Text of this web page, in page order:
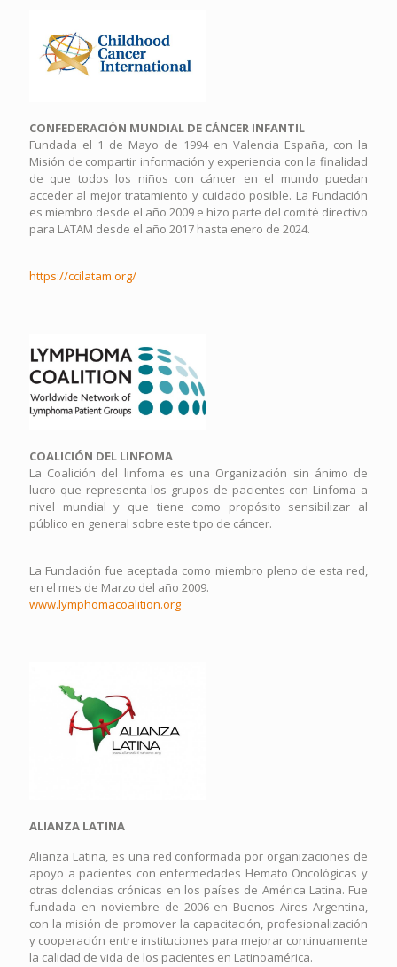
CONFEDERACIÓN MUNDIAL DE CÁNCER INFANTIL
Fundada el 1 de Mayo de 1994 en Valencia España, con la
Misión de compartir información y experiencia con la finalidad
de que todos los niños con cáncer en el mundo puedan
acceder al mejor tratamiento y cuidado posible. La Fundación
es miembro desde el año 2009 e hizo parte del comité directivo
para LATAM desde el año 2017 hasta enero de 2024.
https://ccilatam.org/
COALICIÓN DEL LINFOMA
La Coalición del linfoma es una Organización sin ánimo de
lucro que representa los grupos de pacientes con Linfoma a
nivel mundial y que tiene como propósito sensibilizar al
público en general sobre este tipo de cáncer.
La Fundación fue aceptada como miembro pleno de esta red,
en el mes de Marzo del año 2009.
www.lymphomacoalition.org
ALIANZA LATINA
Alianza Latina, es una red conformada por organizaciones de
apoyo a pacientes con enfermedades Hemato Oncológicas y
otras dolencias crónicas en los países de América Latina. Fue
fundada en noviembre de 2006 en Buenos Aires Argentina,
con la misión de promover la capacitación, profesionalización
y cooperación entre instituciones para mejorar continuamente
la calidad de vida de los pacientes en Latinoamérica.